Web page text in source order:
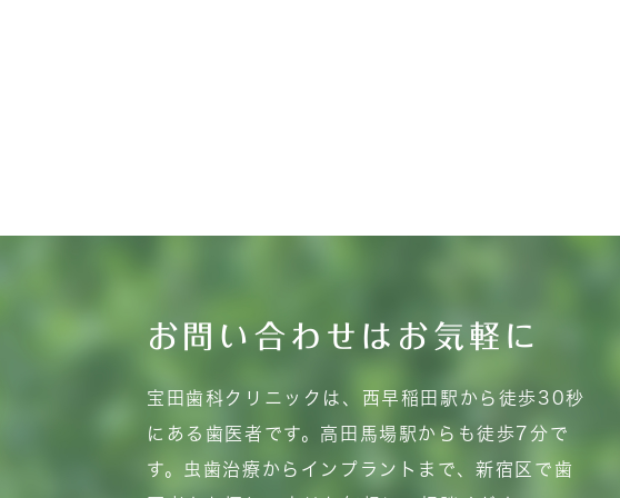
お問い合わせはお気軽に
宝田歯科クリニックは、西早稲田駅から徒歩30秒
にある歯医者です。高田馬場駅からも徒歩7分で
す。虫歯治療からインプラントまで、新宿区で歯